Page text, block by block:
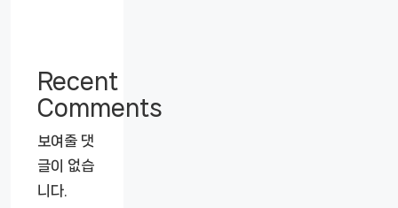
Recent
Comments
보여줄 댓
글이 없습
니다.